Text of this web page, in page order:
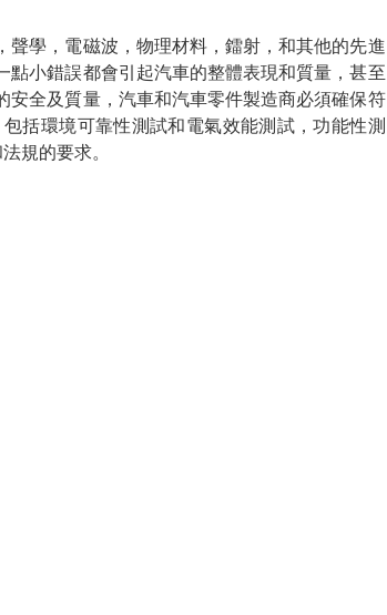
學，電磁波，物理材料，鐳射，和其他的先進
小錯誤都會引起汽車的整體表現和質量，甚至
全及質量，汽車和汽車零件製造商必須確保符
括環境可靠性測試和電氣效能測試，功能性測
規的要求。